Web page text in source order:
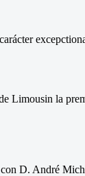
Limousin la
D. André